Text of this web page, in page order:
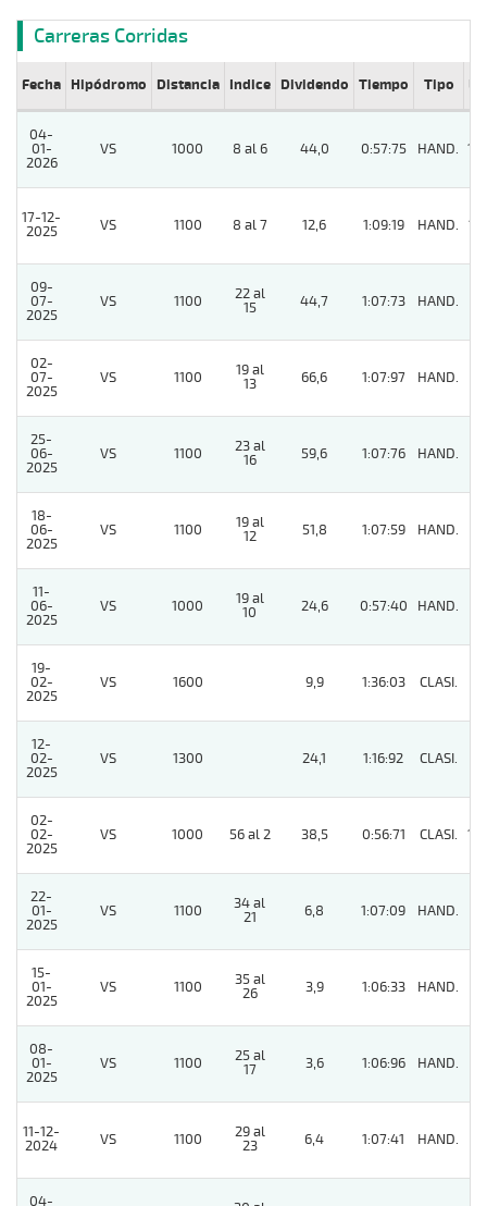
Carreras Corridas
Fecha Hipódromo Distancia Indice Dividendo Tiempo Tipo Lº
04-
01-
2026
VS 1000 8 al 6 44,0 0:57:75 HAND. 14
17-12-
2025
VS 1100 8 al 7 12,6 1:09:19 HAND. 12
09-
07-
2025
VS 1100
22 al
15
44,7 1:07:73 HAND.
02-
07-
2025
VS 1100
19 al
13
66,6 1:07:97 HAND.
25-
06-
2025
VS 1100
23 al
16
59,6 1:07:76 HAND.
18-
06-
2025
VS 1100
19 al
12
51,8 1:07:59 HAND.
11-
06-
2025
VS 1000
19 al
10
24,6 0:57:40 HAND.
19-
02-
2025
VS 1600 9,9 1:36:03 CLASI.
12-
02-
2025
VS 1300 24,1 1:16:92 CLASI.
02-
02-
2025
VS 1000 56 al 2 38,5 0:56:71 CLASI. 10
22-
01-
2025
VS 1100
34 al
21
6,8 1:07:09 HAND.
15-
01-
2025
VS 1100
35 al
26
3,9 1:06:33 HAND.
08-
01-
2025
VS 1100
25 al
17
3,6 1:06:96 HAND.
11-12-
2024
VS 1100
29 al
23
6,4 1:07:41 HAND.
04-